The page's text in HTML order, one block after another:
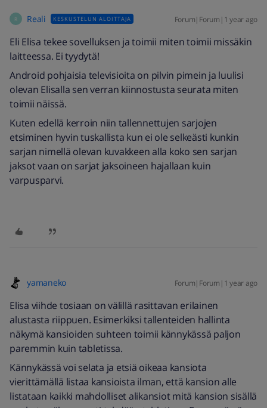
R Reali KESKUSTELUN ALOITTAJA Forum|Forum|1 year ago
Eli Elisa tekee sovelluksen ja toimii miten toimii missäkin
laitteessa. Ei tyydytä!
Android pohjaisia televisioita on pilvin pimein ja luulisi
olevan Elisalla sen verran kiinnostusta seurata miten
toimii näissä.
Kuten edellä kerroin niin tallennettujen sarjojen
etsiminen hyvin tuskallista kun ei ole selkeästi kunkin
sarjan nimellä olevan kuvakkeen alla koko sen sarjan
jaksot vaan on sarjat jaksoineen hajallaan kuin
varpusparvi.
yamaneko Forum|Forum|1 year ago
Elisa viihde tosiaan on välillä rasittavan erilainen
alustasta riippuen. Esimerkiksi tallenteiden hallinta
näkymä kansioiden suhteen toimii kännykässä paljon
paremmin kuin tabletissa.
Kännykässä voi selata ja etsiä oikeaa kansiota
vierittämällä listaa kansioista ilman, että kansion alle
listataan kaikki mahdolliset alikansiot mitä kansion sisällä